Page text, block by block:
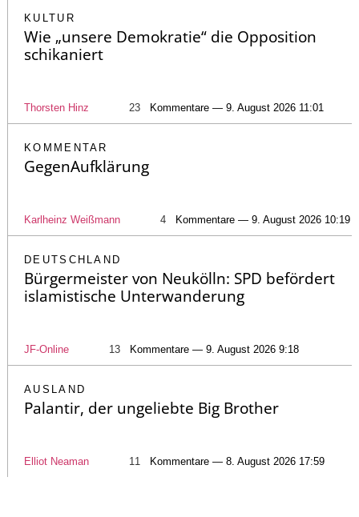
KULTUR
Wie „unsere Demokratie“ die Opposition
schikaniert
Thorsten Hinz 23 Kommentare — 9. August 2026 11:01
KOMMENTAR
GegenAufklärung
Karlheinz Weißmann 4 Kommentare — 9. August 2026 10:19
DEUTSCHLAND
Bürgermeister von Neukölln: SPD befördert
islamistische Unterwanderung
JF-Online 13 Kommentare — 9. August 2026 9:18
AUSLAND
Palantir, der ungeliebte Big Brother
Elliot Neaman 11 Kommentare — 8. August 2026 17:59